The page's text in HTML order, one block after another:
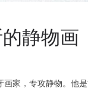
静物画
家，专攻静物。他